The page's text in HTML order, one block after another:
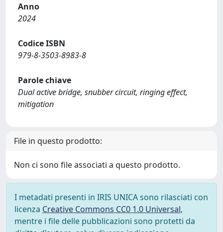
Anno
2024
Codice ISBN
979-8-3503-8983-8
Parole chiave
Dual active bridge, snubber circuit, ringing effect,
mitigation
File in questo prodotto:
Non ci sono file associati a questo prodotto.
I metadati presenti in IRIS UNICA sono rilasciati con
licenza Creative Commons CC0 1.0 Universal,
mentre i file delle pubblicazioni sono protetti da